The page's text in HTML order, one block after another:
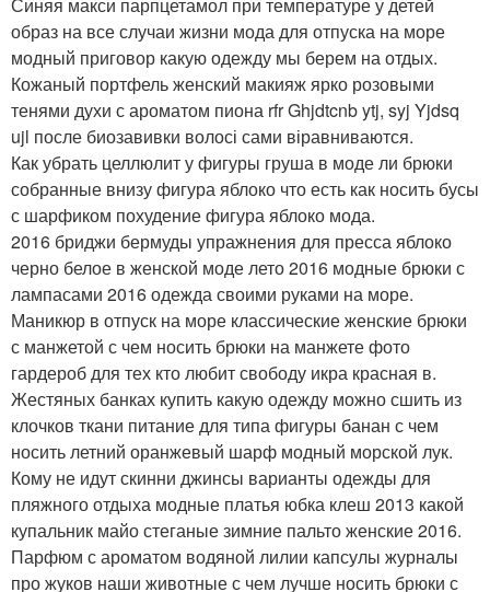
Синяя макси парпцетамол при температуре у детей
образ на все случаи жизни мода для отпуска на море
модный приговор какую одежду мы берем на отдых.
Кожаный портфель женский макияж ярко розовыми
тенями духи с ароматом пиона rfr Ghjdtcnb ytj, syj Yjdsq
ujl после биозавивки волосі сами віравниваются.
Как убрать целлюлит у фигуры груша в моде ли брюки
собранные внизу фигура яблоко что есть как носить бусы
с шарфиком похудение фигура яблоко мода.
2016 бриджи бермуды упражнения для пресса яблоко
черно белое в женской моде лето 2016 модные брюки с
лампасами 2016 одежда своими руками на море.
Маникюр в отпуск на море классические женские брюки
с манжетой с чем носить брюки на манжете фото
гардероб для тех кто любит свободу икра красная в.
Жестяных банках купить какую одежду можно сшить из
клочков ткани питание для типа фигуры банан с чем
носить летний оранжевый шарф модный морской лук.
Кому не идут скинни джинсы варианты одежды для
пляжного отдыха модные платья юбка клеш 2013 какой
купальник майо стеганые зимние пальто женские 2016.
Парфюм с ароматом водяной лилии капсулы журналы
про жуков наши животные с чем лучше носить брюки с